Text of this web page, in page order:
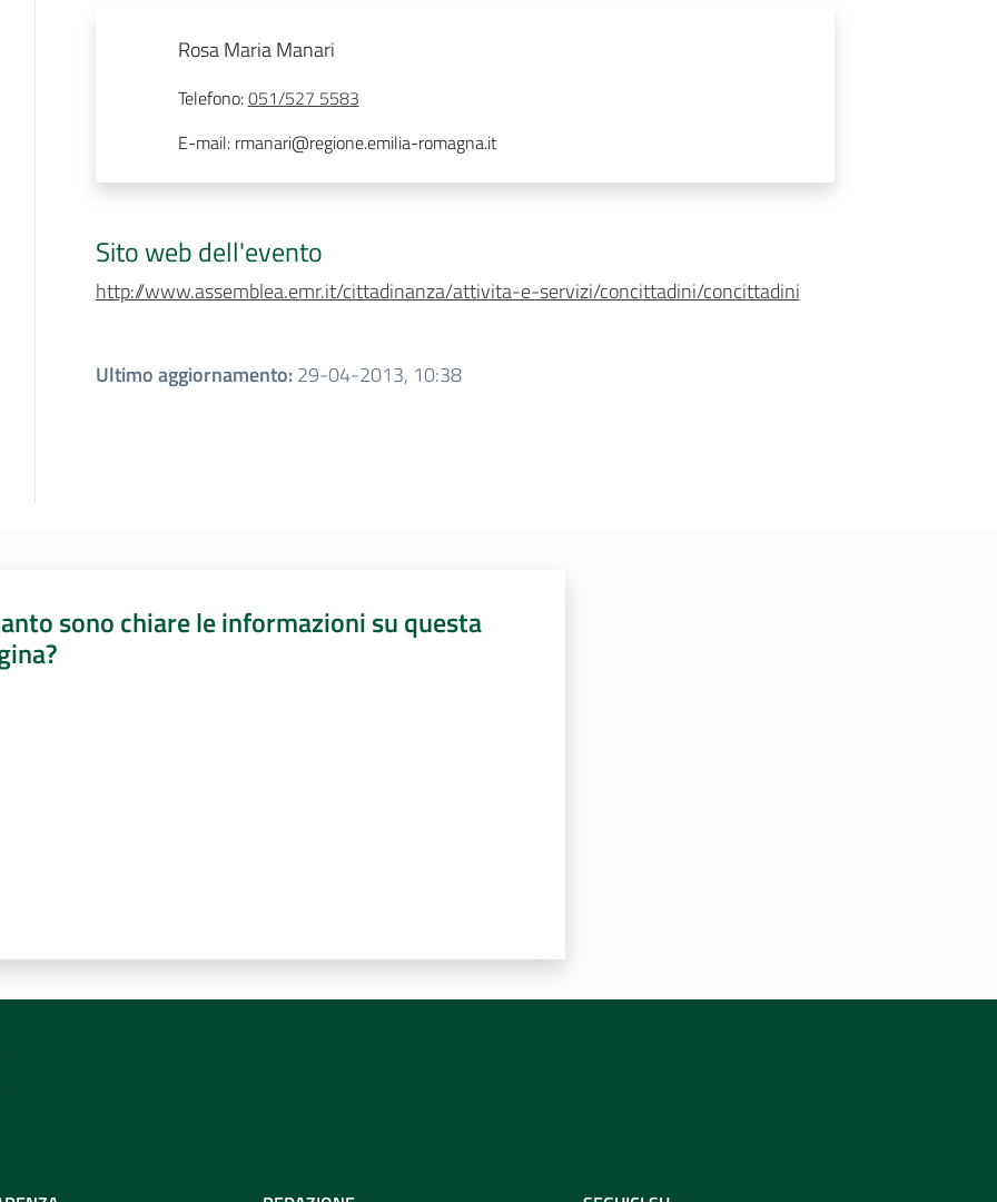
Rosa Maria Manari
Telefono:051/527 5583
E-mail: rmanari@regione.emilia-romagna.it
Sito web dell'evento
http://www.assemblea.emr.it/cittadinanza/attivita-e-servizi/concittadini/concittadini
Ultimo aggiornamento:29-04-2013, 10:38
sono chiare le informazioni su questa